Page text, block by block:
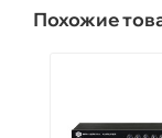
Похожие